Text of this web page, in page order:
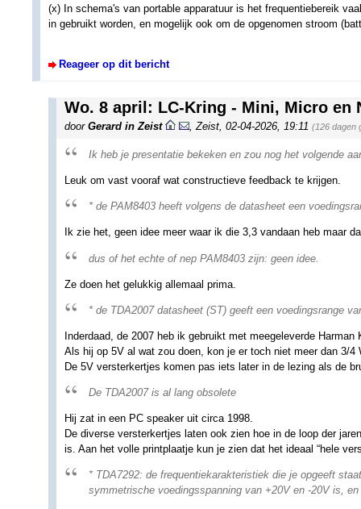
(x) In schema's van portable apparatuur is het frequentiebereik
in gebruikt worden, en mogelijk ook om de opgenomen stroom
Reageer op dit bericht
Wo. 8 april: LC-Kring - Mini, Micro en
door Gerard in Zeist ,Zeist, 02-04-2026, 19:11 (126 dagen
Ik heb je presentatie bekeken en zou nog het volgende
Leuk om vast vooraf wat constructieve feedback te krijgen.
* de PAM8403 heeft volgens de datasheet een
Ik zie het, geen idee meer waar ik die 3,3 vandaan heb maar
dus of het echte of nep PAM8403 zijn: geen idee.
Ze doen het gelukkig allemaal prima.
* de TDA2007 datasheet (ST) geeft een voedingsrange
Inderdaad, de 2007 heb ik gebruikt met meegeleverde
Als hij op 5V al wat zou doen, kon je er toch niet meer dan 3/4
De 5V versterkertjes komen pas iets later in de lezing als de
De TDA2007 is al lang obsolete
Hij zat in een PC speaker uit circa 1998.
De diverse versterkertjes laten ook zien hoe in de loop der
is. Aan het volle printplaatje kun je zien dat het ideaal “hele
* TDA7292: de frequentiekarakteristiek die je opgeeft
symmetrische voedingsspanning van +20V en -20V is,